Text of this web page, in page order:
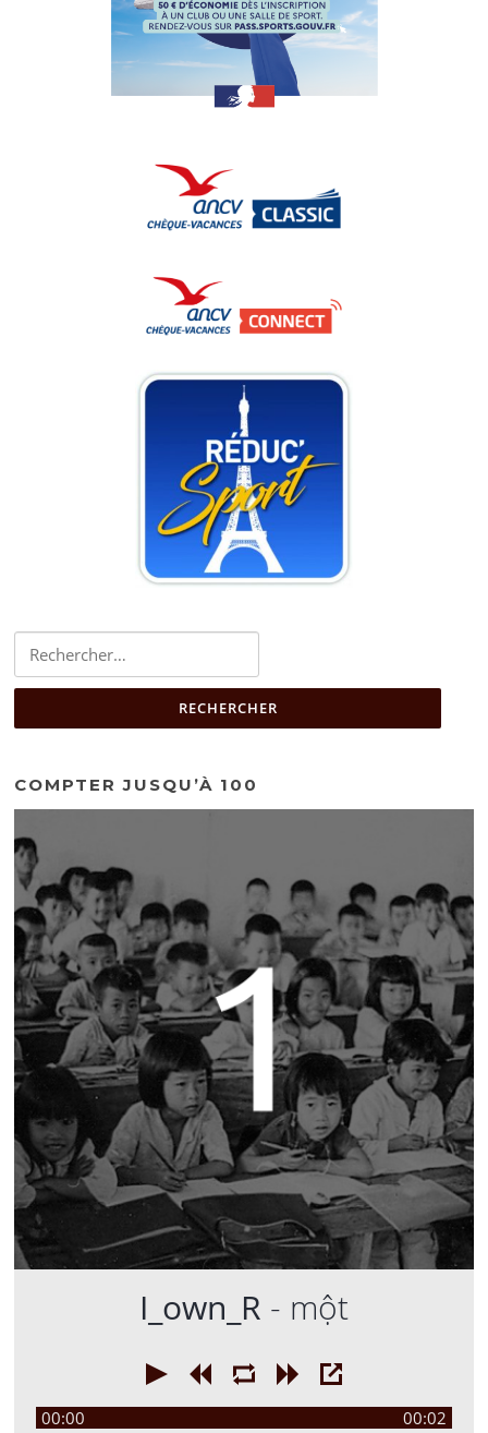
COMPTER JUSQU’À 100
I_own_R - một
00:00 00:02